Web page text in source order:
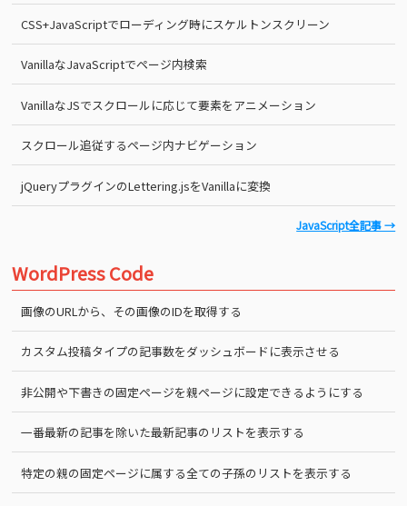
CSS+JavaScriptでローディング時にスケルトンスクリーン
VanillaなJavaScriptでページ内検索
VanillaなJSでスクロールに応じて要素をアニメーション
スクロール追従するページ内ナビゲーション
jQueryプラグインのLettering.jsをVanillaに変換
JavaScript全記事 →
WordPress Code
画像のURLから、その画像のIDを取得する
カスタム投稿タイプの記事数をダッシュボードに表示させる
非公開や下書きの固定ページを親ページに設定できるようにする
一番最新の記事を除いた最新記事のリストを表示する
特定の親の固定ページに属する全ての子孫のリストを表示する